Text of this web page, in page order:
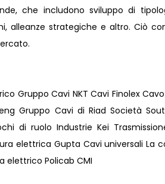
che includono sviluppo di
alleanze strategiche e altro. Ciò
Gruppo Cavi NKT Cavi Finolex
Gruppo Cavi di Riad Società
di ruolo Industrie Kei
elettrica Gupta Cavi universali La
elettrico Policab CMI